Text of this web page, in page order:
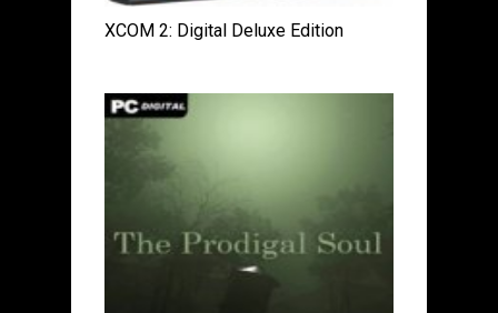
XCOM 2: Digital Deluxe Edition